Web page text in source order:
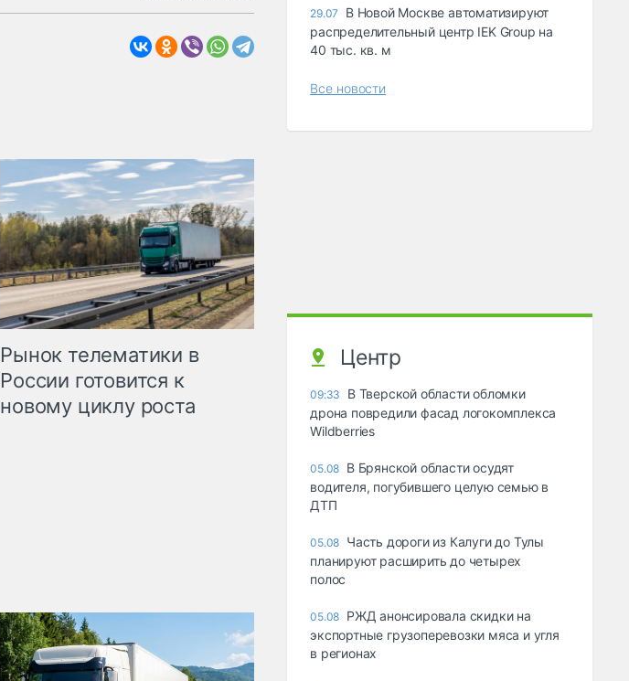
Рынок телематики в
России готовится к
новому циклу роста
29.07
В Новой Москве автоматизируют
распределительный центр IEK Group на
40 тыс. кв. м
Все новости
Центр
09:33
В Тверской области обломки
дрона повредили фасад логокомплекса
Wildberries
05.08 В Брянской области осудят
водителя, погубившего целую семью в
ДТП
05.08 Часть дороги из Калуги до Тулы
планируют расширить до четырех
полос
05.08 РЖД анонсировала скидки на
экспортные грузоперевозки мяса и угля
в регионах